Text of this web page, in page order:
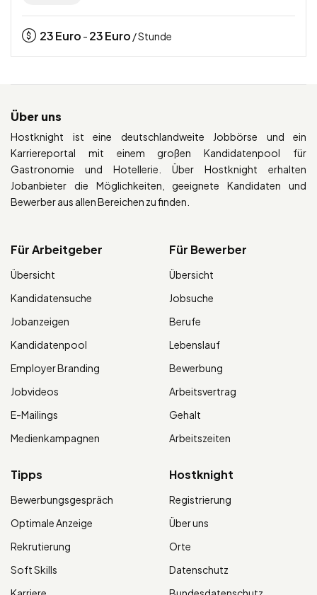
23Euro - 23Euro / Stunde
Über uns
Hostknight ist eine deutschlandweite Jobbörse und ein
Karriereportal mit einem großen Kandidatenpool für
Gastronomie und Hotellerie. Über Hostknight erhalten
Jobanbieter die Möglichkeiten, geeignete Kandidaten und
Bewerber aus allen Bereichen zu finden.
Für Arbeitgeber
Übersicht
Kandidatensuche
Jobanzeigen
Kandidatenpool
Employer Branding
Jobvideos
E-Mailings
Medienkampagnen
Für Bewerber
Übersicht
Jobsuche
Berufe
Lebenslauf
Bewerbung
Arbeitsvertrag
Gehalt
Arbeitszeiten
Tipps
Bewerbungsgespräch
Optimale Anzeige
Rekrutierung
Soft Skills
Hostknight
Registrierung
Über uns
Orte
Datenschutz